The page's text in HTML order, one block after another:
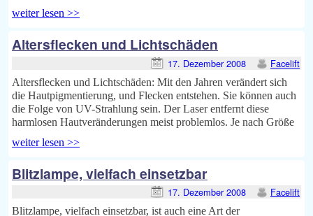
weiter lesen >>
Altersflecken und Lichtschäden
17. Dezember 2008 Facelift
Altersflecken und Lichtschäden: Mit den Jahren verändert sich
die Hautpigmentierung, und Flecken entstehen. Sie können auch
die Folge von UV-Strahlung sein. Der Laser entfernt diese
harmlosen Hautveränderungen meist problemlos. Je nach Größe
weiter lesen >>
Blitzlampe, vielfach einsetzbar
17. Dezember 2008 Facelift
Blitzlampe, vielfach einsetzbar, ist auch eine Art der